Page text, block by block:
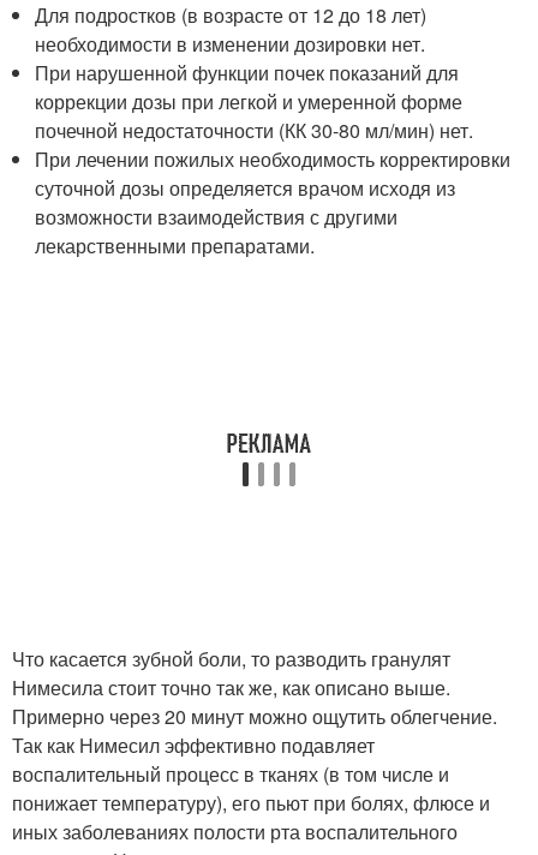
Для подростков (в возрасте от 12 до 18 лет)
необходимости в изменении дозировки нет.
При нарушенной функции почек показаний для
коррекции дозы при легкой и умеренной форме
почечной недостаточности (КК 30-80 мл/мин) нет.
При лечении пожилых необходимость корректировки
суточной дозы определяется врачом исходя из
возможности взаимодействия с другими
лекарственными препаратами.
Что касается зубной боли, то разводить гранулят
Нимесила стоит точно так же, как описано выше.
Примерно через 20 минут можно ощутить облегчение.
Так как Нимесил эффективно подавляет
воспалительный процесс в тканях (в том числе и
понижает температуру), его пьют при болях, флюсе и
иных заболеваниях полости рта воспалительного